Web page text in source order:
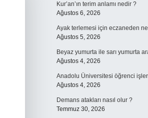
Kur’an’ın terim anlamı nedir ?
Ağustos 6, 2026
Ayak terlemesi için eczaneden ne
Ağustos 5, 2026
Beyaz yumurta ile sarı yumurta
Ağustos 4, 2026
Anadolu Üniversitesi öğrenci
Ağustos 4, 2026
Demans atakları nasıl olur ?
Temmuz 30, 2026